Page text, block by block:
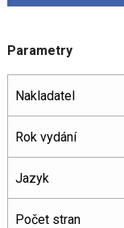
Parametry
Nakladatel
Rok vydání
Jazyk
Počet stran